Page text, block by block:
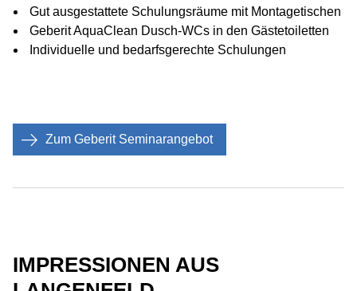
Gut ausgestattete Schulungsräume mit Montagetischen
Geberit AquaClean Dusch-WCs in den Gästetoiletten
Individuelle und bedarfsgerechte Schulungen
Zum Geberit Seminarangebot
IMPRESSIONEN AUS